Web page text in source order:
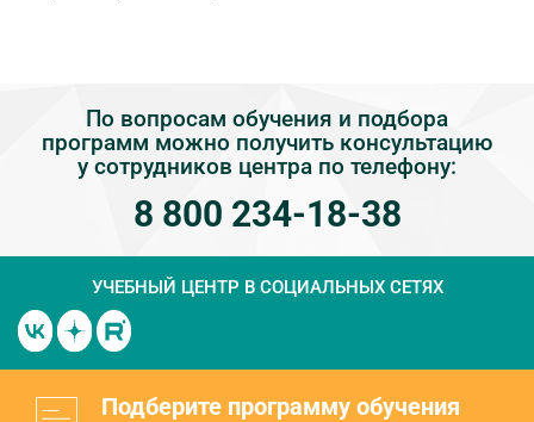
По вопросам обучения и подбора
программ можно получить консультацию
у сотрудников центра по телефону:
8 800 234-18-38
УЧЕБНЫЙ ЦЕНТР В СОЦИАЛЬНЫХ СЕТЯХ
Подберите программу обучения